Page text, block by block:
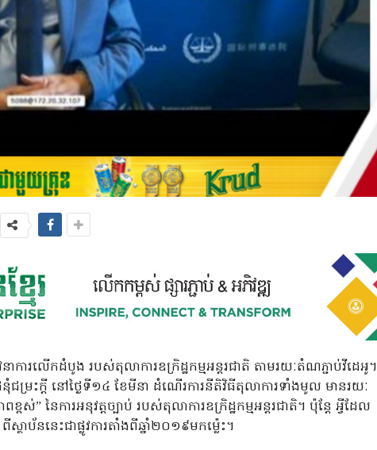
លើកដំបូង របស់តុលាការឧក្រិដ្ឋកម្មអន្តរជាតិ តាមរយៈតំណភ្ជាប់វីដេអូ។
ម្រះក្តី នៅថ្ងៃទី១៤ ខែមីនា ដំណើរការនីតិវិធីតុលាការទាំងមូល មានរយៈ
ស់” នៃការអនុវត្តច្បាប់ របស់តុលាការឧក្រិដ្ឋកម្មអន្តរជាតិ។ ប៉ុន្តែ អ្វីដែល
ប័ននេះជាផ្លូវការតាំងពីឆ្នាំ២០១៩មកម្ល៉េះ។